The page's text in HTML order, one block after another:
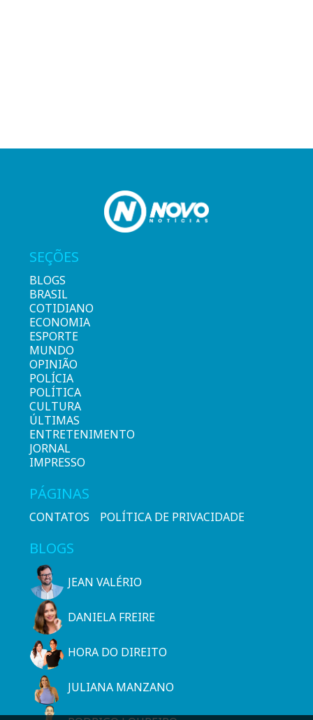
SEÇÕES
BLOGS
BRASIL
COTIDIANO
ECONOMIA
ESPORTE
MUNDO
OPINIÃO
POLÍCIA
POLÍTICA
CULTURA
ÚLTIMAS
ENTRETENIMENTO
JORNAL
IMPRESSO
PÁGINAS
CONTATOS POLÍTICA DE PRIVACIDADE
BLOGS
JEAN VALÉRIO
DANIELA FREIRE
HORA DO DIREITO
JULIANA MANZANO